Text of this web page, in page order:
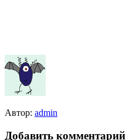
Автор: admin
Добавить комментарий